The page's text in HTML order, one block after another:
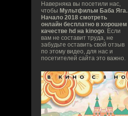
Наверняка вы посетили нас,
чтобы Мультфильм Баба Яга.
Начало 2018 смотреть
онлайн бесплатно в хорошем
качестве hd на kinogo. Если
вам не составит труда, не
забудьте оставить свой отзыв
по этому видео, для нас и
посетителей сайта это важно.